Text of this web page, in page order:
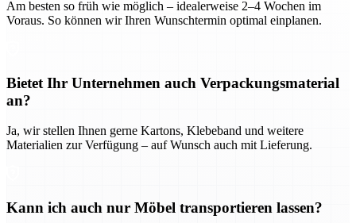
Am besten so früh wie möglich – idealerweise 2–4 Wochen im
Voraus. So können wir Ihren Wunschtermin optimal einplanen.
Bietet Ihr Unternehmen auch Verpackungsmaterial
an?
Ja, wir stellen Ihnen gerne Kartons, Klebeband und weitere
Materialien zur Verfügung – auf Wunsch auch mit Lieferung.
Kann ich auch nur Möbel transportieren lassen?